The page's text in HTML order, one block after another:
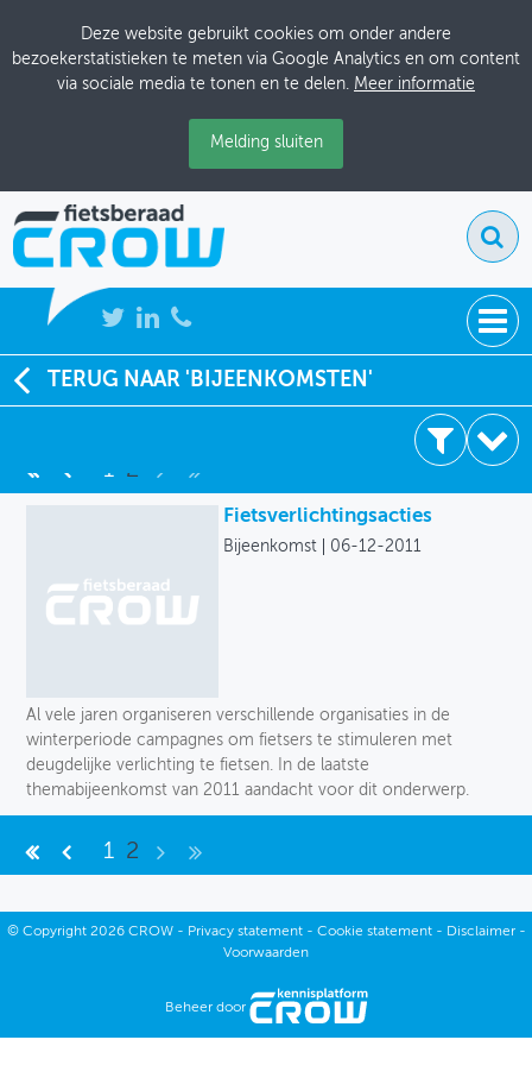
Deze website gebruikt cookies om onder andere
bezoekerstatistieken te meten via Google Analytics en om content
via sociale media te tonen en te delen. Meer informatie
Melding sluiten
NIEUWS
KENNISBANK
OVER FIETSBERAAD
THEMASITES
GEBRUIKER
TERUG NAAR 'BIJEENKOMSTEN'
2011
11 resultaten
1 2
Fietsverlichtingsacties
Bijeenkomst 06-12-2011
Al vele jaren organiseren verschillende organisaties in de
winterperiode campagnes om fietsers te stimuleren met
deugdelijke verlichting te fietsen. In de laatste
themabijeenkomst van 2011 aandacht voor dit onderwerp.
1 2
© Copyright2026 CROW - Privacy statement- Cookie statement- Disclaimer-
Voorwaarden
Beheer door